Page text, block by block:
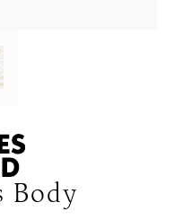
Body